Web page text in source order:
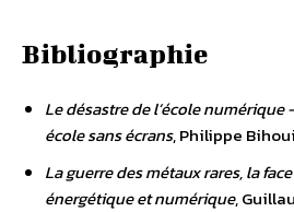
Bibliographie
Le désastre de l’école
école sans écrans, Philippe
La guerre des métaux rares, la
énergétique et numérique,